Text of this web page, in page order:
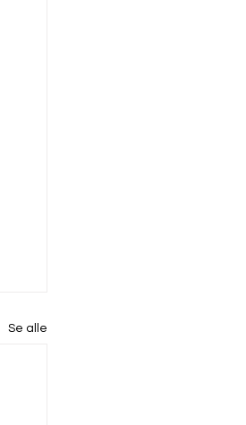
Se alle